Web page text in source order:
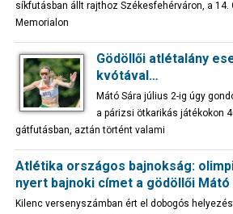
síkfutásban állt rajthoz Székesfehérváron, a 14.
Memorialon
Gödöllői atlétalány
kvótával…
Mátó Sára július 2-ig úgy
a párizsi ötkarikás játékokon
gátfutásban, aztán történt valami
Atlétika országos bajnokság:
nyert bajnoki címet a gödöllői Mátó
Kilenc versenyszámban ért el dobogós